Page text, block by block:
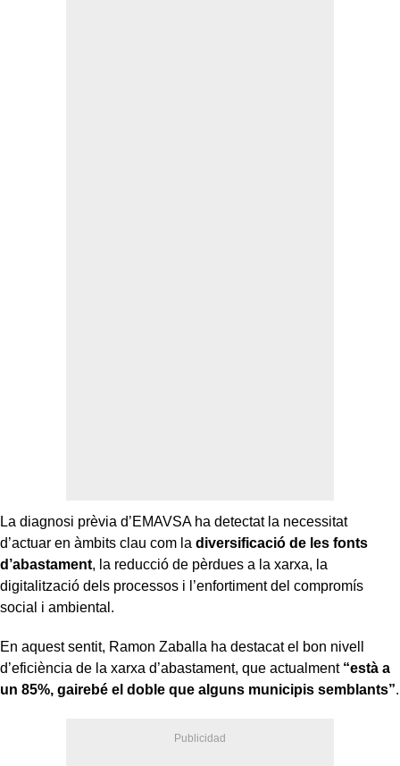
La diagnosi prèvia d’EMAVSA ha detectat la necessitat
d’actuar en àmbits clau com la diversificació de les fonts
d’abastament, la reducció de pèrdues a la xarxa, la
digitalització dels processos i l’enfortiment del compromís
social i ambiental.
En aquest sentit, Ramon Zaballa ha destacat el bon nivell
d’eficiència de la xarxa d’abastament, que actualment “està a
un 85%, gairebé el doble que alguns municipis semblants”.